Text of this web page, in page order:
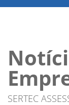
SERTEC